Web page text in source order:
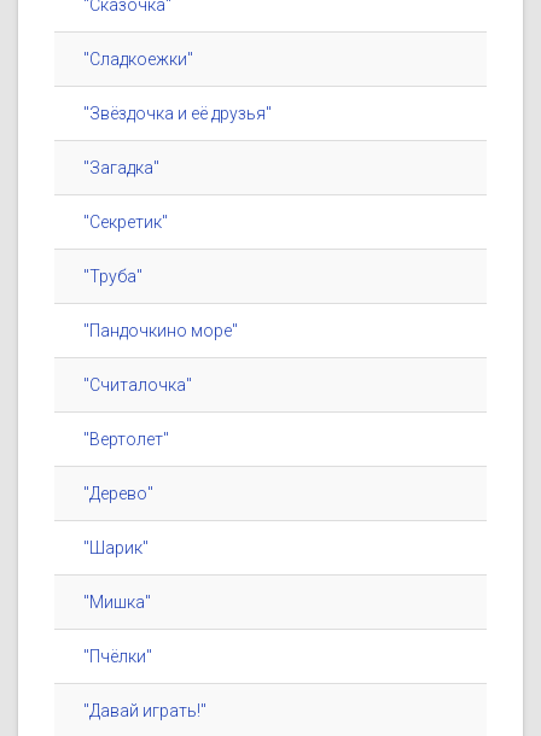
"Сказочка"
"Сладкоежки"
"Звёздочка и её друзья"
"Загадка"
"Секретик"
"Труба"
"Пандочкино море"
"Считалочка"
"Вертолет"
"Дерево"
"Шарик"
"Мишка"
"Пчёлки"
"Давай играть!"